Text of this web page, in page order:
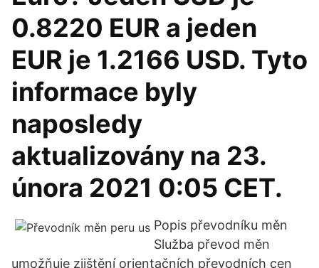
0.8220 EUR a jeden
EUR je 1.2166 USD. Tyto
informace byly
naposledy
aktualizovány na 23.
února 2021 0:05 CET.
Popis převodníku měn
Služba převod měn
umožňuje zjištění orientačních převodních cen